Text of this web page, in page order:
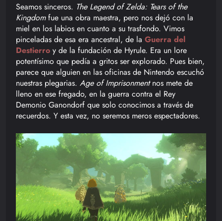
Seamos sinceros. The Legend of Zelda: Tears of the
Kingdomfue una obra maestra, pero nos dejó con la
miel en los labios en cuanto a su trasfondo. Vimos
pinceladas de esa era ancestral, de la Guerra del
Destierro y de la fundación de Hyrule. Era un lore
potentísimo que pedía a gritos ser explorado. Pues bien,
parece que alguien en las oficinas de Nintendo escuchó
nuestras plegarias. Age of Imprisonmentnos mete de
lleno en ese fregado, en la guerra contra el Rey
Demonio Ganondorf que solo conocimos a través de
recuerdos. Y esta vez, no seremos meros espectadores.